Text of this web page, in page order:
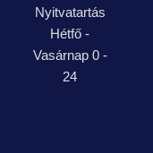
Nyitvatartás
Hétfő -
Vasárnap 0 -
24